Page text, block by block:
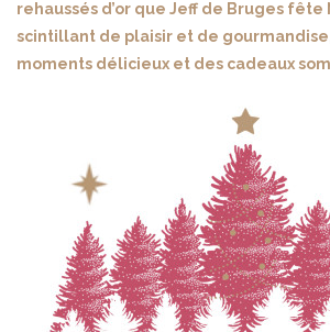
rehaussés d’or que Jeff de Bruges fête
scintillant de plaisir et de
moments délicieux et des cadeaux